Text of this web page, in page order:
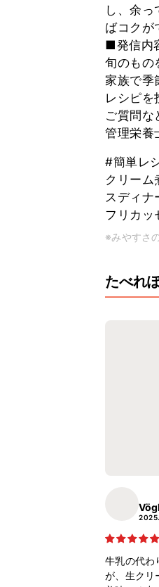
し、余っ
ばコクが
■発信内
旬のもの
家族で季
レシピを
ご質問な
管理栄養
#簡単レ
クリーム
スディナ
フリカッ
※みやすさ
たべれ
牛乳の代わ
が、生クリ